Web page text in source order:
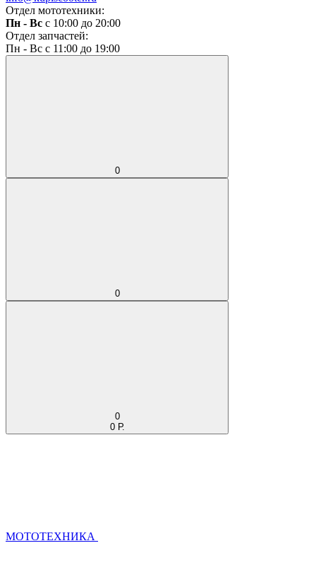
Отдел мототехники:
Пн - Вс с 10:00 до 20:00
Отдел запчастей:
Пн - Вс с 11:00 до 19:00
0
0
0
0 Р.
МОТОТЕХНИКА